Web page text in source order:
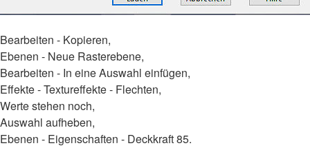
Bearbeiten - Kopieren,
Ebenen - Neue Rasterebene,
Bearbeiten - In eine Auswahl einfügen,
Effekte - Textureffekte - Flechten,
Werte stehen noch,
Auswahl aufheben,
Ebenen - Eigenschaften - Deckkraft 85.